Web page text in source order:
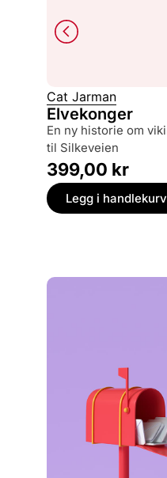
Cat Jarman
Elvekonger
en ny historie om vikingene : fra Skandinavia
til Silkeveien
399,00 kr
Legg i handlekurv